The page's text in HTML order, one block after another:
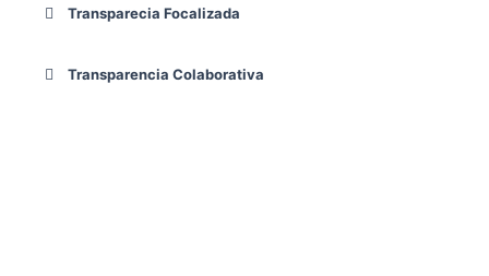
Transparecia Focalizada
Transparencia Colaborativa